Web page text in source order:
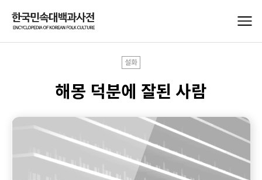
설화
해몽 덕분에 잘된 사람